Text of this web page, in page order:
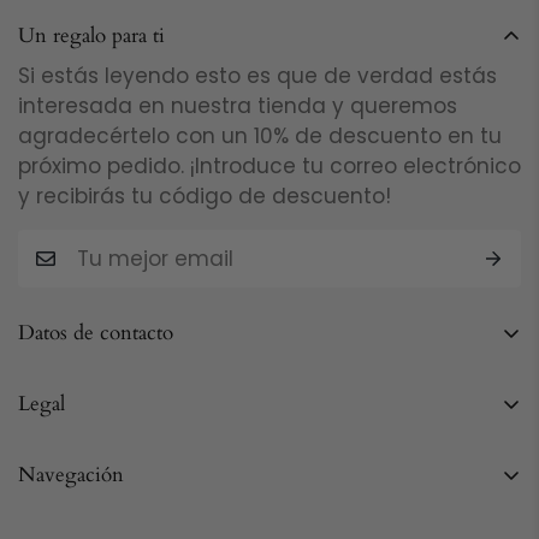
Datos de contacto
Quartessa Jewels
+34 616 47 78 15
Legal
Política de cookies
Navegación
Un regalo para ti
Si estás leyendo esto es que de verdad estás
interesada en nuestra tienda y queremos
agradecértelo con un 10% de descuento en tu
próximo pedido. ¡Introduce tu correo electrónico
y recibirás tu código de descuento!